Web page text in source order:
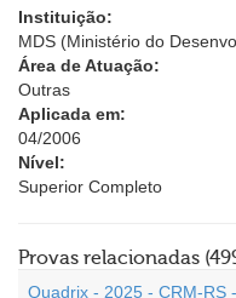
Instituição:
MDS (Ministério do
Área de Atuação:
Outras
Aplicada em:
04/2006
Nível:
Superior Completo
Provas relacionadas
Quadrix - 2025 - CRM-RS